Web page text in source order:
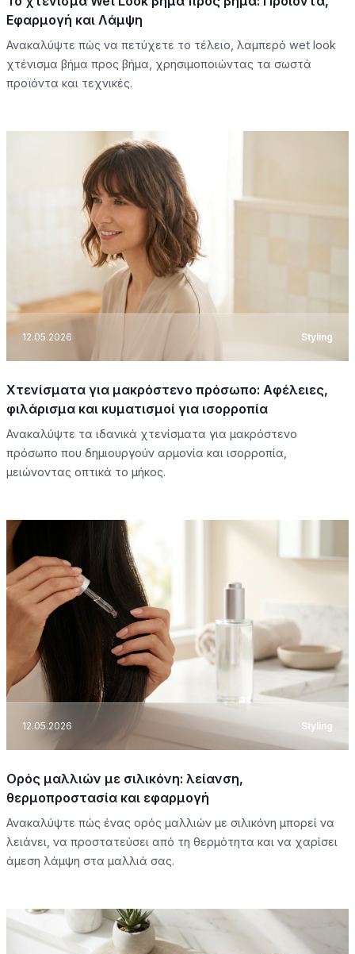
Εφαρμογή και Λάμψη
Ανακαλύψτε πώς να πετύχετε το τέλειο, λαμπερό wet look
χτένισμα βήμα προς βήμα, χρησιμοποιώντας τα σωστά
προϊόντα και τεχνικές.
12.05.2026 Styling
Χτενίσματα για μακρόστενο πρόσωπο: Αφέλειες,
φιλάρισμα και κυματισμοί για ισορροπία
Ανακαλύψτε τα ιδανικά χτενίσματα για μακρόστενο
πρόσωπο που δημιουργούν αρμονία και ισορροπία,
μειώνοντας οπτικά το μήκος.
12.05.2026 Styling
Ορός μαλλιών με σιλικόνη: λείανση,
θερμοπροστασία και εφαρμογή
Ανακαλύψτε πώς ένας ορός μαλλιών με σιλικόνη μπορεί να
λειάνει, να προστατεύσει από τη θερμότητα και να χαρίσει
άμεση λάμψη στα μαλλιά σας.